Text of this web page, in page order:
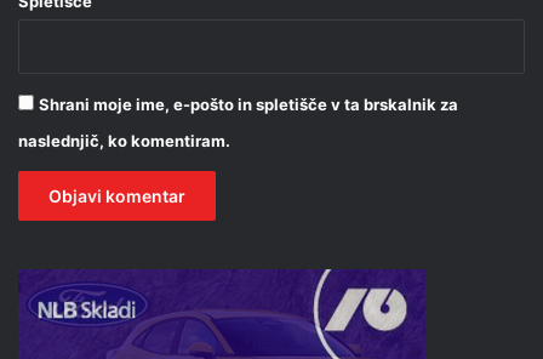
Shrani moje ime, e-pošto in spletišče v ta brskalnik za
naslednjič, ko komentiram.